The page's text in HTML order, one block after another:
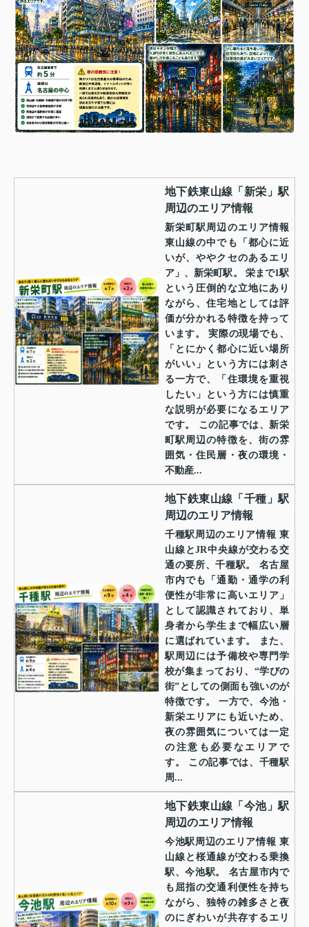
地下鉄東山線「新栄」駅
周辺のエリア情報
新栄町駅周辺のエリア情報
東山線の中でも「都心に近
いが、ややクセのあるエリ
ア」、新栄町駅。 栄まで1駅
という圧倒的な立地にあり
ながら、住宅地としては評
価が分かれる特徴を持って
います。 実際の現場でも、
「とにかく都心に近い場所
がいい」という方には刺さ
る一方で、「住環境を重視
したい」という方には慎重
な説明が必要になるエリア
です。 この記事では、新栄
町駅周辺の特徴を、街の雰
囲気・住民層・夜の環境・
不動産...
地下鉄東山線「千種」駅
周辺のエリア情報
千種駅周辺のエリア情報 東
山線とJR中央線が交わる交
通の要所、千種駅。 名古屋
市内でも「通勤・通学の利
便性が非常に高いエリア」
として認識されており、単
身者から学生まで幅広い層
に選ばれています。 また、
駅周辺には予備校や専門学
校が集まっており、“学びの
街”としての側面も強いのが
特徴です。 一方で、今池・
新栄エリアにも近いため、
夜の雰囲気については一定
の注意も必要なエリアで
す。 この記事では、千種駅
周...
地下鉄東山線「今池」駅
周辺のエリア情報
今池駅周辺のエリア情報 東
山線と桜通線が交わる乗換
駅、今池駅。 名古屋市内で
も屈指の交通利便性を持ち
ながら、独特の雑多さと夜
のにぎわいが共存するエリ